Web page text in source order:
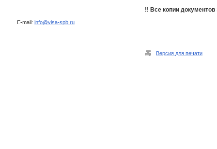
E-mail: info@visa-spb.ru
!! Все копии
Версия для печати